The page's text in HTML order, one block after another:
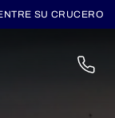
SU CRUCERO